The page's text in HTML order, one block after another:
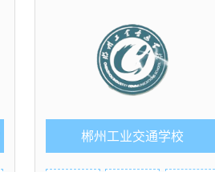
郴州工业交通学校